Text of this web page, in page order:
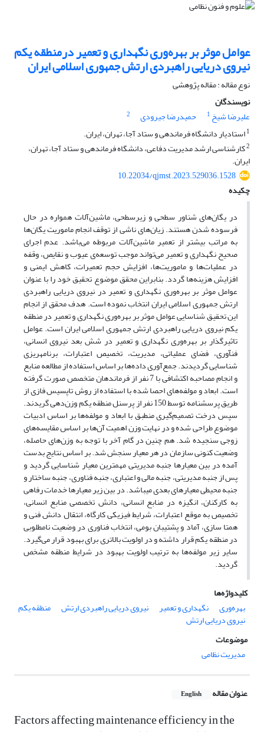
عوامل موثر بر بهره‌وری نگهداری و تعمیر درمنطقه یکم
نیروی دریایی راهبردی ارتش جمهوری اسلامی ایران
نوع مقاله : مقاله پژوهشی
نویسندگان
علیرضا شیخ 1 حمیدرضا جیرودی
2
1استادیار دانشگاه فرماندهی و ستاد آجا، تهران، ایران.
2کارشناسی ارشد مدیریت دفاعی، دانشگاه فرماندهی و ستاد آجا، تهران،
ایران.
10.22034/qjmst.2023.529036.1528
چکیده
در یگان‌های شناور سطحی و زیرسطحی، ماشین‌آلات همواره در حال
فرسوده شدن هستند. زیان‌های ناشی از توقف انجام ماموریت یگان‌ها
به مراتب بیشتر از تعمیر ماشین‌آلات مربوطه می‌باشد. عدم اجرای
صحیح نگهداری و تعمیر می‌تواند موجب توسعه‌ی عیوب و نقایص، وقفه
در عملیات‌ها و ماموریت‎‌ها، افزایش حجم تعمیرات، کاهش ایمنی و
افزایش هزینه‌ها گردد. بنابراین محقق موضوع تحقیق خود را با عنوان
عوامل موثر بر بهره‌وری نگهداری و تعمیر در نیروی دریایی راهبردی
ارتش جمهوری اسلامی ایران انتخاب نموده است. هدف محقق از انجام
این تحقیق شناسایی عوامل موثر بر بهره‌وری نگهداری و تعمیر در منطقه
یکم نیروی دریایی راهبردی ارتش جمهوری اسلامی ایران است. عوامل
تاثیرگذار بر بهره‌وری نگهداری و تعمیر در شش بعد نیروی انسانی،
فن‎آوری، فضای عملیاتی، مدیریت، تخصیص اعتبارات، برنامه‎ریزی
شناسایی گردیدند. جمع‌آوری داده‌ها بر اساس استفاده از مطالعه منابع
و انجام مصاحبه اکتشافی با 7 نفر از فرماندهان متخصص صورت گرفته
است. ابعاد و مولفه‎‌‌های احصا شده با استفاده از روش تاپسیس فازی از
طریق پرسش‎نامه توسط 150 نفر از پرسنل منطقه یکم وزن‌‎دهی گریدند.
سپس درخت تصمیم‌گیری منطبق با ابعاد و مولفه‌‎ها بر اساس ادبیات
موضوع طراحی شده و در نهایت وزن اهمیت آن‌ها بر اساس مقایسه‎‌‌های
زوجی سنجیده شد. هم چنین در گام آخر با توجه به وزن‌‎های حاصله،
وضعیت کنونی سازمان در هر معیار سنجش شد. بر اساس نتایج بدست
آمده در بین معیارها جنبه مدیریتی مهمترین معیار شناسایی گردید و
پس از جنبه مدیریتی، جنبه مالی و اعتباری، جنبه فناوری، جنبه ساختار و
جنبه محیطی معیارهای بعدی می‎باشد. در بین زیر معیارها خدمات رفاهی
به کارکنان، انگیزه در منابع انسانی، دانش تخصصی منابع انسانی،
تخصیص به موقع اعتبارات، شرایط فیزیکی کارگاه، انتقال دانش فنی و
همتا سازی، آماد و پشتیبان بومی، انتخاب فناوری در وضعیت نامطلوبی
در منطقه یکم قرار داشته و در اولویت بالاتری برای بهبود قرار می‌گیرد.
سایر زیر مولفه‎‌‌ها به ترتیب اولویت بهبود در شرایط منطقه مشخص
گردید.
کلیدواژه‌ها
بهره‌وری
نگهداری و تعمیر نیروی دریایی راهبردی ارتش منطقه یکم
نیروی دریایی ارتش
موضوعات
مدیریت نظامی
عنوان مقاله English
Factors affecting maintenance efficiency in the